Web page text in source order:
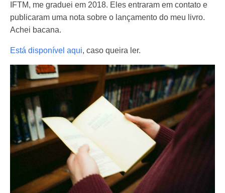
IFTM, me graduei em 2018. Eles entraram em contato e
publicaram uma nota sobre o lançamento do meu livro.
Achei bacana.
Está disponível aqui, caso queira ler.